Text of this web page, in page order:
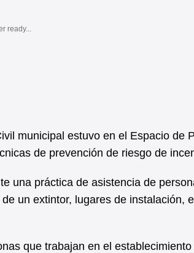
ready...
municipal estuvo en el Espacio de
de prevención de riesgo de
una práctica de asistencia de
un extintor, lugares de instalación,
que trabajan en el